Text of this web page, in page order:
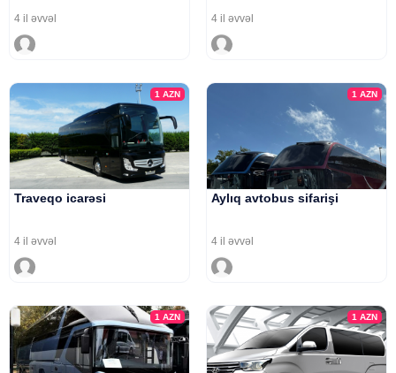
4 il əvvəl 4 il əvvəl
1AZN
Traveqo icarəsi
4 il əvvəl
1 AZN
Aylıq avtobus sifarişi
4 il əvvəl
1AZN 1 AZN